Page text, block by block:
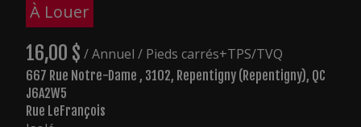
À Louer
16,00 $ / Annuel / Pieds carrés+TPS/TVQ
667 Rue Notre-Dame , 3102, Repentigny (Repentigny), QC
J6A2W5
Rue LeFrançois